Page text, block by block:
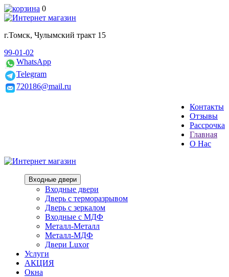
0
г.Томск, Чулымский тракт 15
99-01-02
WhatsApp
Telegram
720186@mail.ru
Контакты
Отзывы
Рассрочка
Главная
О Нас
Входные двери
Входные двери
Дверь с терморазрывом
Дверь с зеркалом
Входные с МДФ
Металл-Металл
Металл-МДФ
Двери Luxor
Услуги
АКЦИЯ
Окна